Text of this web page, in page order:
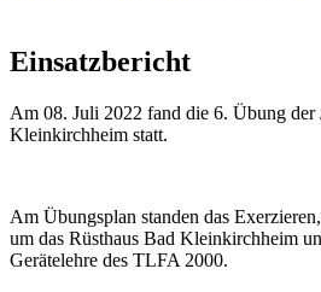
Einsatzbericht
Am 08. Juli 2022 fand die 6. Übung der
Kleinkirchheim statt.
Am Übungsplan standen das
um das Rüsthaus Bad Kleinkirchheim
Gerätelehre des TLFA 2000.